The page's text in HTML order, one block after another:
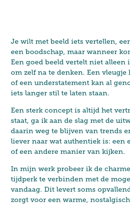
Je wilt met beeld iets vertellen,
een boodschap, maar wanneer
Een goed beeld vertelt niet alleen
om zelf na te denken. Een
of een understatement kan al
iets langer stil te laten staan.
Een sterk concept is altijd het
staat, ga ik aan de slag met de
daarin weg te blijven van trends
liever naar wat authentiek is: een
of een andere manier van kijken.
In mijn werk probeer ik de
tijdperk te verbinden met de
vandaag. Dit levert soms
zorgt voor een warme,